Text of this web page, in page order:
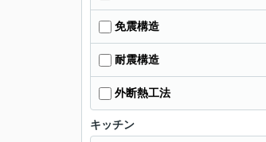
免震構造
耐震構造
外断熱工法
キッチン